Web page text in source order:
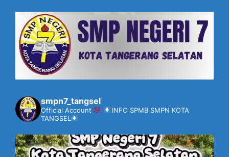
smpn7_tangsel
Official Account
INFO SPMB SMPN KOTA
TANGSEL